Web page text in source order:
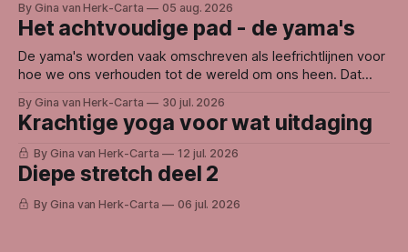
En toch voelt de natuur voor mij niet gewelddadig. Waarom?
Misschien omdat de natuur niet handelt vanuit haat, wraak
of ego. Ze doet
By Gina van Herk-Carta 05 aug. 2026
Het achtvoudige pad - de yama's
De yama's worden vaak omschreven als leefrichtlijnen voor
hoe we ons verhouden tot de wereld om ons heen. Dat
hoe we zouden moeten leven? Voor mij gaat het niet over
regels, maar over oorzaak en gevolg. Binnen de
yogafilosofie wordt
By Gina van Herk-Carta 30 jul. 2026
Krachtige yoga voor wat uitdaging
By Gina van Herk-Carta 12 jul. 2026
Diepe stretch deel 2
By Gina van Herk-Carta 06 jul. 2026